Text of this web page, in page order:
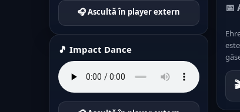
🎧 Ascultă în player extern
🎵 Impact Dance
📅